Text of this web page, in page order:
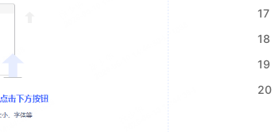
17
18
19
20